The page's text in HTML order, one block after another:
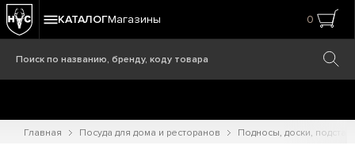
КАТАЛОГМагазины 0
Главная Посуда для дома и ресторанов Подносы, доски,